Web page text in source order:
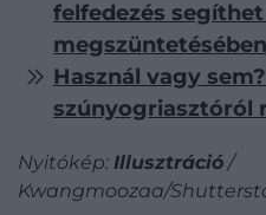
felfedezés
megszüntetésében
Használ vagy
szúnyogriasztóról
Nyitókép: Illusztráció/
Kwangmoozaa/